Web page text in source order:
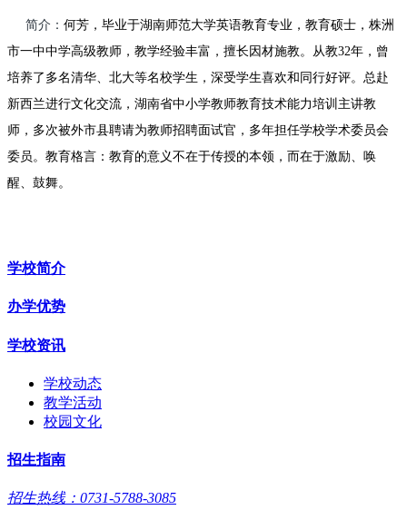
简介： 何芳，毕业于湖南师范大学英语教育专业，教育硕士，株洲
市一中中学高级教师，教学经验丰富，擅长因材施教。从教32年，曾
培养了多名清华、北大等名校学生，深受学生喜欢和同行好评。总赴
新西兰进行文化交流，湖南省中小学教师教育技术能力培训主讲教
师，多次被外市县聘请为教师招聘面试官，多年担任学校学术委员会
委员。 教育格言：教育的意义不在于传授的本领，而在于激励、唤
醒、鼓舞。
学校简介
办学优势
学校资讯
学校动态
教学活动
校园文化
招生指南
招生热线：0731-5788-3085